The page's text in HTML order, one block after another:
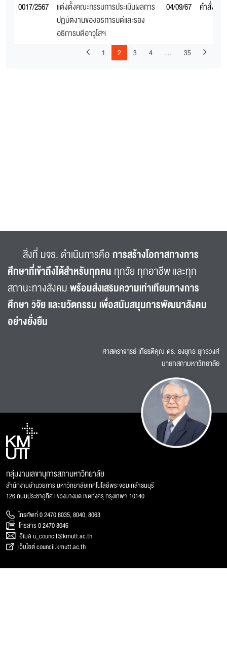
0017/2567
แต่งตั้งคณะกรรมการประเมินผลการ
ปฏิบัติงานของอธิการบดีและรอง
อธิการบดีอาวุโสฯ
04/09/67 คำสั่งสภ
1 2 3 4 … 35
สิ่งที่ มจธ. ดำเนินการคือการสร้างโอกาสทางการ
ศึกษาที่เข้าถึงได้สำหรับทุกคน ทุกวัย ทุกอาชีพ และทุก
สถานะทางสังคมพร้อมส่งเสริมความเท่าเทียมทางการ
ศึกษา วิจัย และนวัตกรรม เพื่อสนับสนุนการพัฒนาสังคม
อย่างยั่งยืน
ศาสตราจารย์ เกียรติคุณ ดร. ยงยุทธ ยุทธวงศ์
นายกสภามหาวิทยาลัย
กลุ่มงานเลขานุการสภามหาวิทยาลัย
สำนักงานอำนวยการ มหาวิทยาลัยเทคโนโลยีพระจอมเกล้าธนบุรี
126 ถนนประชาอุทิศ แขวงบางมด เขตทุ่งครุ กรุงเทพฯ 10140
โทรศัพท์ 0 2470 8035, 8040, 8063
โทรสาร 0 2470 8046
อีเมล u_council@kmutt.ac.th
เว็บไซต์ council.kmutt.ac.th
การเปิดเผยข้อมูล ติดต่อเรา